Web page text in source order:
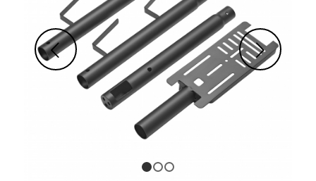
Suivant